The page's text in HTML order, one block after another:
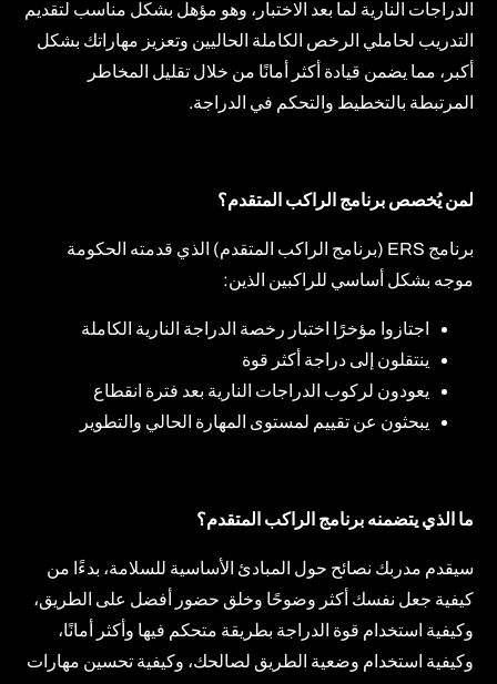
الدراجات النارية لما بعد الاختبار، وهو مؤهل بشكل مناسب لتقديم
التدريب لحاملي الرخص الكاملة الحاليين وتعزيز مهاراتك بشكل
أكبر، مما يضمن قيادة أكثر أمانًا من خلال تقليل المخاطر
المرتبطة بالتخطيط والتحكم في الدراجة.
لمن يُخصص برنامج الراكب المتقدم؟
برنامج ERS (برنامج الراكب المتقدم) الذي قدمته الحكومة
موجه بشكل أساسي للراكبين الذين:
اجتازوا مؤخرًا اختبار رخصة الدراجة النارية الكاملة
ينتقلون إلى دراجة أكثر قوة
يعودون لركوب الدراجات النارية بعد فترة انقطاع
يبحثون عن تقييم لمستوى المهارة الحالي والتطوير
ما الذي يتضمنه برنامج الراكب المتقدم؟
سيقدم مدربك نصائح حول المبادئ الأساسية للسلامة، بدءًا من
كيفية جعل نفسك أكثر وضوحًا وخلق حضور أفضل على الطريق،
وكيفية استخدام قوة الدراجة بطريقة متحكم فيها وأكثر أمانًا،
وكيفية استخدام وضعية الطريق لصالحك، وكيفية تحسين مهارات